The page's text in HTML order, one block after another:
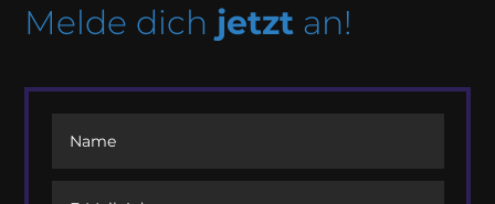
Melde dich jetzt an!